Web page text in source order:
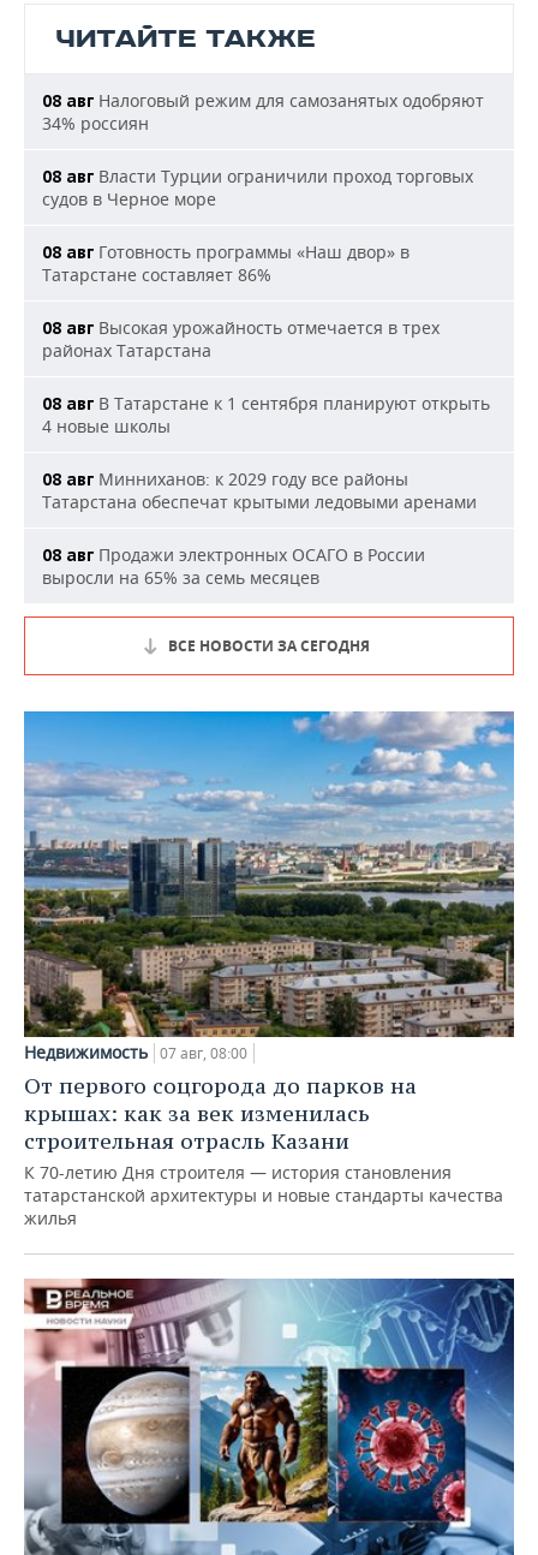
ЧИТАЙТЕ ТАКЖЕ
08 авг Налоговый режим для самозанятых одобряют
34% россиян
08 авг Власти Турции ограничили проход торговых
судов в Черное море
08 авг Готовность программы «Наш двор» в
Татарстане составляет 86%
08 авг Высокая урожайность отмечается в трех
районах Татарстана
08 авг В Татарстане к 1 сентября планируют открыть
4 новые школы
08 авг Минниханов: к 2029 году все районы
Татарстана обеспечат крытыми ледовыми аренами
08 авг Продажи электронных ОСАГО в России
выросли на 65% за семь месяцев
ВСЕ НОВОСТИ ЗА СЕГОДНЯ
Недвижимость 07 авг, 08:00
От первого соцгорода до парков на
крышах: как за век изменилась
строительная отрасль Казани
К 70-летию Дня строителя — история становления
татарстанской архитектуры и новые стандарты качества
жилья